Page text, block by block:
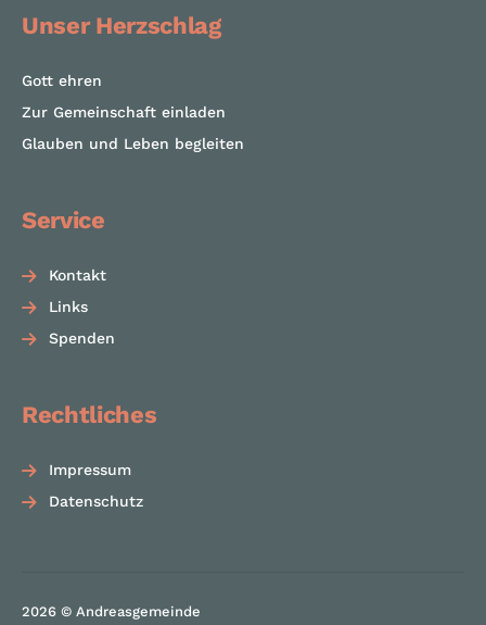
Unser Herzschlag
Gott ehren
Zur Gemeinschaft einladen
Glauben und Leben begleiten
Service
Kontakt
Links
Spenden
Rechtliches
Impressum
Datenschutz
2026 © Andreasgemeinde